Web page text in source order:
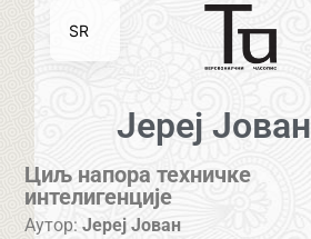
Јереј Јован
Циљ напора техничке
интелигенције
Аутор: Јереј Јован
SR
EN